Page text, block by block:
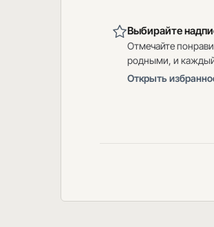
Выбирайте
Отмечайте
родными, и каждый
Открыть